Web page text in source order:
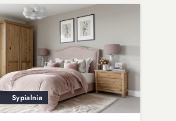
Sypialnia